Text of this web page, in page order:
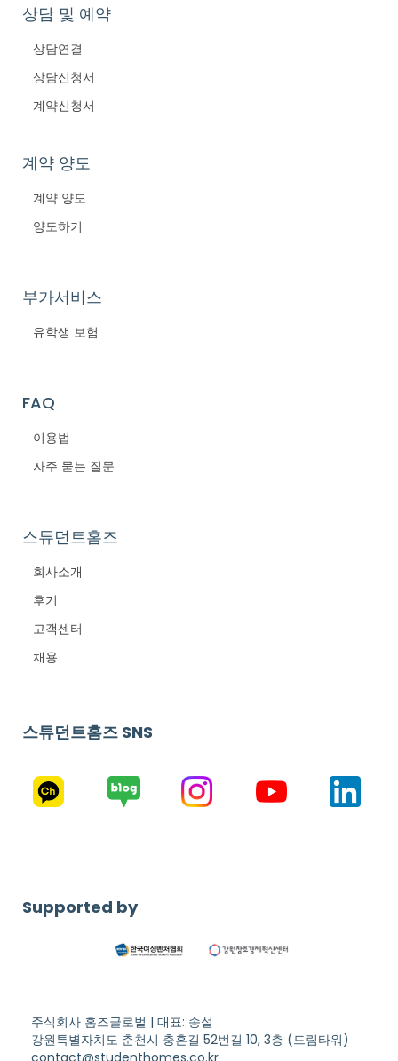
상담 및 예약
상담연결
상담신청서
계약신청서
계약 양도
계약 양도
양도하기
부가서비스
유학생 보험
FAQ
이용법
자주 묻는 질문
스튜던트홈즈
회사소개
후기
고객센터
채용
스튜던트홈즈 SNS
Supported by
주식회사 홈즈글로벌 | 대표: 송설
강원특별자치도 춘천시 충혼길 52번길 10, 3층 (드림타워)
contact@studenthomes.co.kr